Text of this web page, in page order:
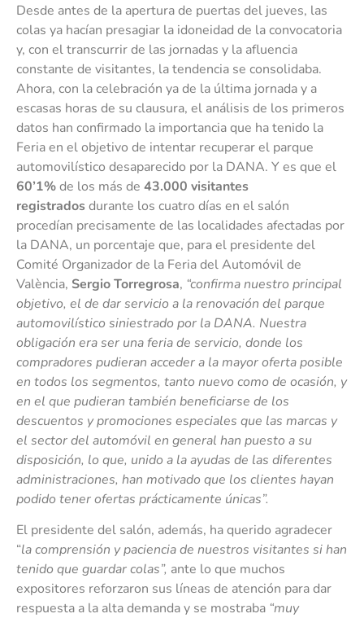
Desde antes de la apertura de puertas del jueves, las
colas ya hacían presagiar la idoneidad de la convocatoria
y, con el transcurrir de las jornadas y la afluencia
constante de visitantes, la tendencia se consolidaba.
Ahora, con la celebración ya de la última jornada y a
escasas horas de su clausura, el análisis de los primeros
datos han confirmado la importancia que ha tenido la
Feria en el objetivo de intentar recuperar el parque
automovilístico desaparecido por la DANA. Y es que el
60’1%de los más de 43.000 visitantes
registradosdurante los cuatro días en el salón
procedían precisamente de las localidades afectadas por
la DANA, un porcentaje que, para el presidente del
Comité Organizador de la Feria del Automóvil de
València, Sergio Torregrosa, “confirma nuestro principal
objetivo, el de dar servicio a la renovación del parque
automovilístico siniestrado por la DANA. Nuestra
obligación era ser una feria de servicio, donde los
compradores pudieran acceder a la mayor oferta posible
en todos los segmentos, tanto nuevo como de ocasión, y
en el que pudieran también beneficiarse de los
descuentos y promociones especiales que las marcas y
el sector del automóvil en general han puesto a su
disposición, lo que, unido a la ayudas de las diferentes
administraciones, han motivado que los clientes hayan
podido tener ofertas prácticamente únicas”.
El presidente del salón, además, ha querido agradecer
“la comprensión y paciencia de nuestros visitantes si han
tenido que guardar colas”, ante lo que muchos
expositores reforzaron sus líneas de atención para dar
respuesta a la alta demanda y se mostraba “muy